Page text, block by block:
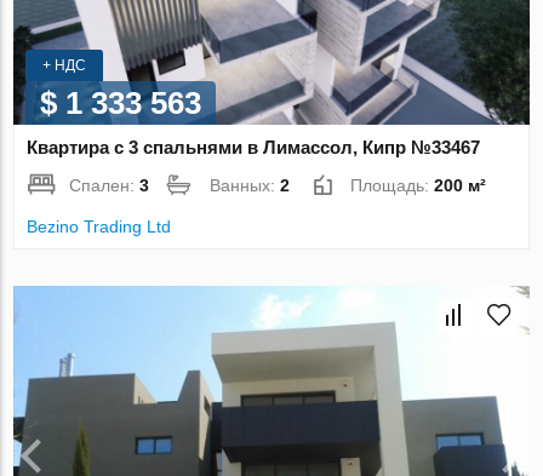
+ НДС
$ 1 333 563
Квартира с 3 спальнями в Лимассол, Кипр №33467
Спален:3 Ванных:2 Площадь:200 м²
Bezino Trading Ltd